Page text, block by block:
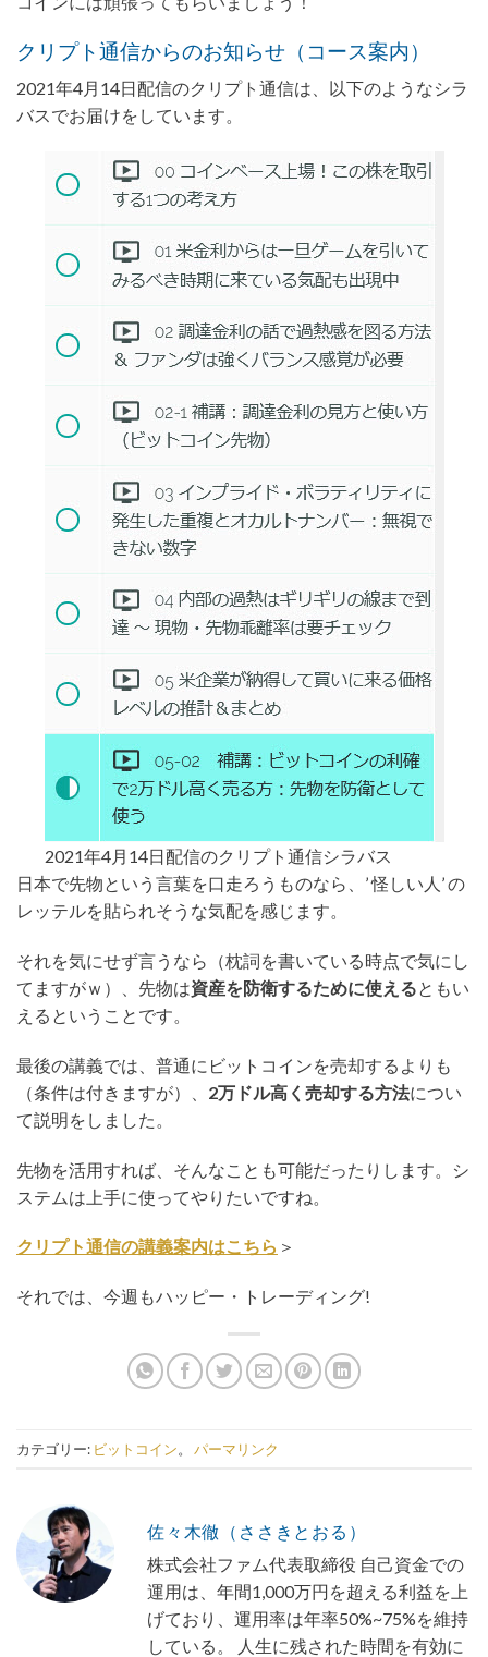
クリプト通信からのお知らせ（コース案内）
2021年4月14日配信のクリプト通信は、以下のようなシラ
バスでお届けをしています。
2021年4月14日配信のクリプト通信シラバス
日本で先物という言葉を口走ろうものなら、’ 怪しい人’ の
レッテルを貼られそうな気配を感じます。
それを気にせず言うなら（枕詞を書いている時点で気にし
てますがｗ）、先物は資産を防衛するために使えるともい
えるということです。
最後の講義では、普通にビットコインを売却するよりも
（条件は付きますが）、 2万ドル高く売却する方法につい
て説明をしました。
先物を活用すれば、そんなことも可能だったりします。シ
ステムは上手に使ってやりたいですね。
クリプト通信の講義案内はこちら ＞
それでは、今週もハッピー・トレーディング!
カテゴリー: ビットコイン。 パーマリンク
佐々木徹（ささきとおる）
株式会社ファム代表取締役 自己資金での
運用は、年間1,000万円を超える利益を上
げており、運用率は年率50%~75%を維持
している。 人生に残された時間を有効に